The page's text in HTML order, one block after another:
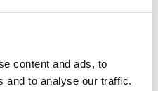
content and ads, to
and to analyse our traffic.